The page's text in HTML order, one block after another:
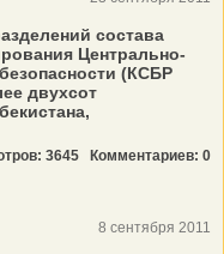
состава
Центрально-
(КСБР
двухсот
3645 Комментариев: 0
8 сентября 2011